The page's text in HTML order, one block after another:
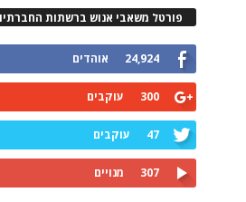
פורטל משאבי אנוש ברשתות
24,924 אוהדים
300 עוקבים
47 עוקבים
307 מנויים